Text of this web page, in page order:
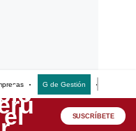
G de Gestión
SUSCRÍBETE